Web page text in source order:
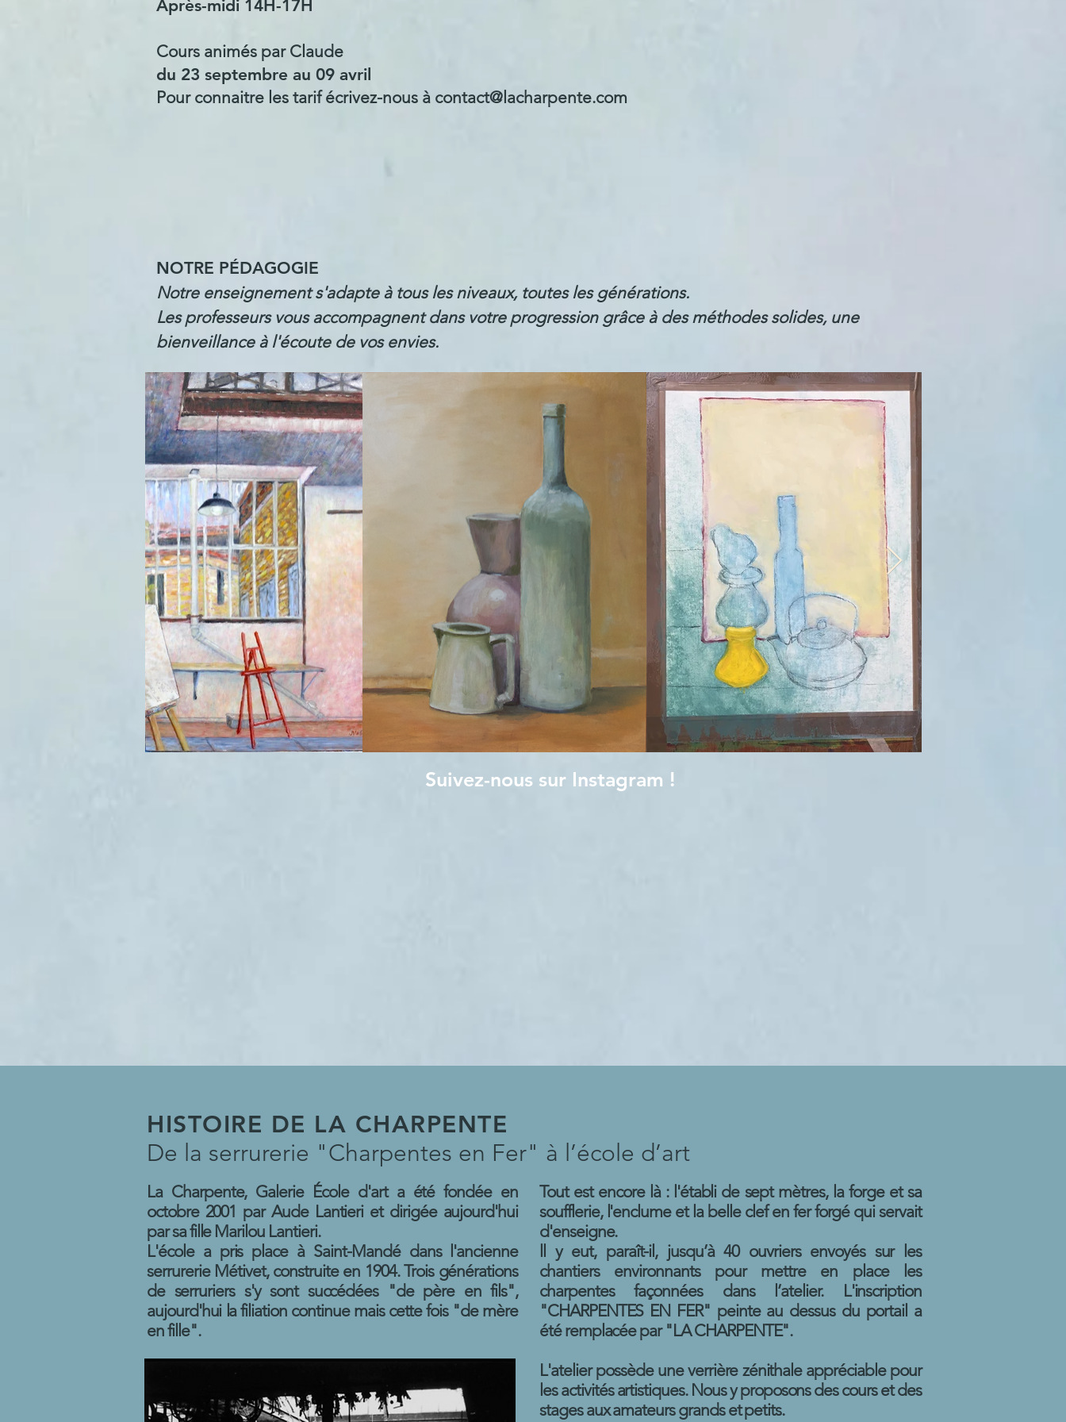
Après-midi 14H-17H
Cours animés par Claude
du 23 septembre au 09 avril
Pour connaitre les tarif écrivez-nous à contact@lacharpente.com
NOTRE PÉDAGOGIE
Notre enseignement s'adapte à tous les niveaux, toutes les générations.
Les professeurs vous accompagnent dans votre progression grâce à des méthodes solides, une
bienveillance à l'écoute de vos envies.
Suivez-nous sur Instagram !
HISTOIRE DE LA CHARPENTE
De la serrurerie "Charpentes en Fer" à l’école d’art
La Charpente, Galerie École d'art a été fondée en
octobre 2001 par Aude Lantieri et dirigée aujourd'hui
par sa fille Marilou Lantieri.
L'école a pris place à Saint-Mandé dans l'ancienne
serrurerie Métivet, construite en 1904. Trois générations
de serruriers s'y sont succédées "de père en fils",
aujourd'hui la filiation continue mais cette fois "de mère
en fille".
Tout est encore là : l'établi de sept mètres, la forge et sa
soufflerie, l'enclume et la belle clef en fer forgé qui servait
d'enseigne.
ll y eut, paraît-il, jusqu’à 40 ouvriers envoyés sur les
chantiers environnants pour mettre en place les
charpentes façonnées dans l’atelier. L'inscription
"CHARPENTES EN FER" peinte au dessus du portail a
été remplacée par "LA CHARPENTE".
L'atelier possède une verrière zénithale appréciable pour
les activités artistiques. Nous y proposons des cours et des
stages aux amateurs grands et petits.